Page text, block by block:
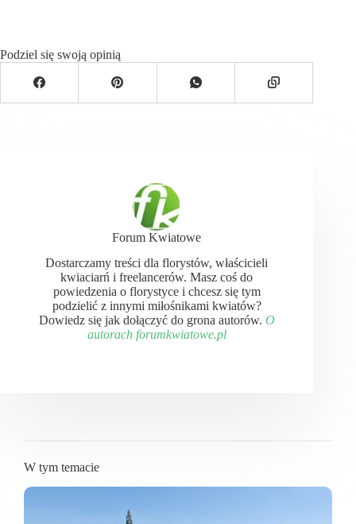
Podziel się swoją opinią
Forum Kwiatowe
Dostarczamy treści dla florystów, właścicieli
kwiaciarń i freelancerów. Masz coś do
powiedzenia o florystyce i chcesz się tym
podzielić z innymi miłośnikami kwiatów?
Dowiedz się jak dołączyć do grona autorów. O
autorach forumkwiatowe.pl
W tym temacie